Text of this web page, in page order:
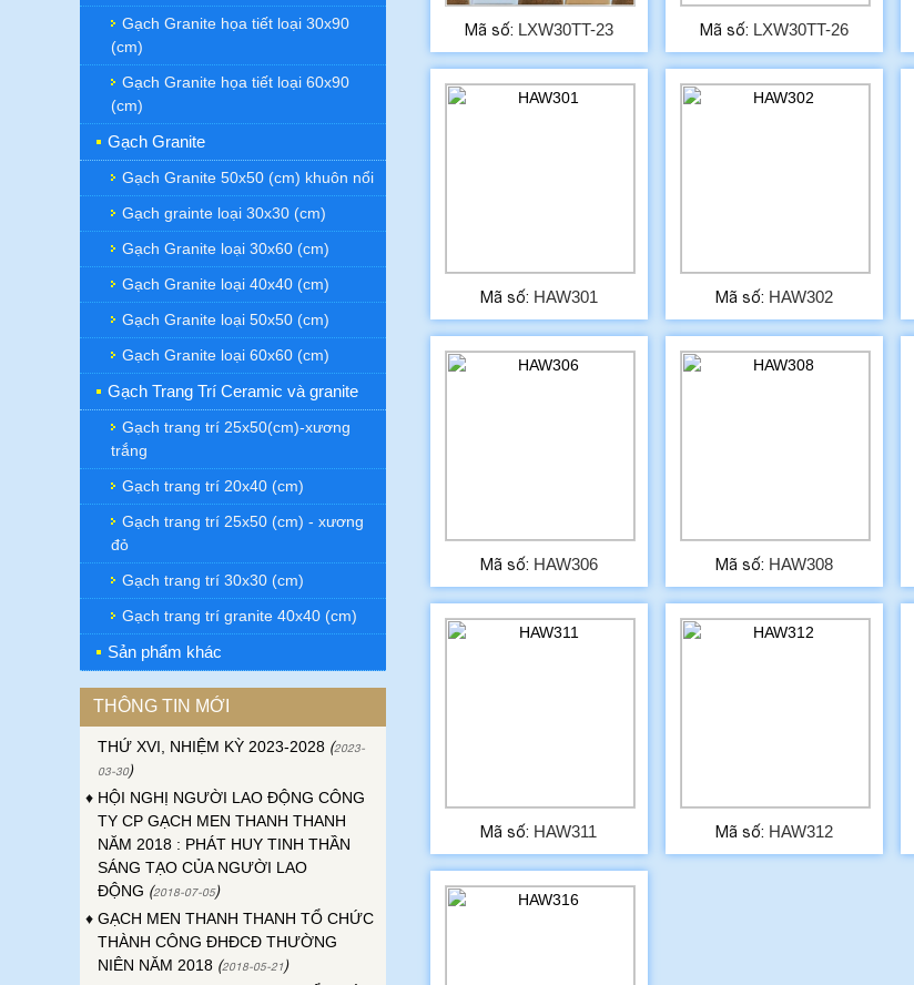
Gạch Granite họa tiết loại 30x90
(cm)
Gạch Granite họa tiết loại 60x90
(cm)
Gạch Granite
Gạch Granite 50x50 (cm) khuôn nổi
Gạch grainte loại 30x30 (cm)
Gạch Granite loại 30x60 (cm)
Gạch Granite loại 40x40 (cm)
Gạch Granite loại 50x50 (cm)
Gạch Granite loại 60x60 (cm)
Gạch Trang Trí Ceramic và granite
Gạch trang trí 25x50(cm)-xương
trắng
Gạch trang trí 20x40 (cm)
Gạch trang trí 25x50 (cm) - xương
đỏ
Gạch trang trí 30x30 (cm)
Gạch trang trí granite 40x40 (cm)
Sản phẩm khác
THÔNG TIN MỚI
♦ ĐẠI HỘI ĐỒNG CỔ ĐÔNG THƯỜNG
NIÊN CÔNG TY GẠCH MEN THANH
THANH NĂM 2023
♦ ĐẠI HỘI CÔNG ĐOÀN CƠ SỞ CÔNG
TY GẠCH MEN THANH THANH LẦN
THỨ XVI, NHIỆM KỲ 2023-2028 (2023-
03-30)
HỘI NGHỊ NGƯỜI LAO ĐỘNG CÔNG
TY CP GẠCH MEN THANH THANH
NĂM 2018 : PHÁT HUY TINH THẦN
SÁNG TẠO CỦA NGƯỜI LAO
ĐỘNG (2018-07-05 )
GẠCH MEN THANH THANH TỔ CHỨC
THÀNH CÔNG ĐHĐCĐ THƯỜNG
NIÊN NĂM 2018 (2018-05-21)
GẠCH MEN THANH THANH TỔ CHỨC
Mã số: LXW30TT-23 Mã số: LXW30TT-26
Mã số: HAW301 Mã số: HAW302
Mã số: HAW306 Mã số: HAW308
Mã số: HAW311 Mã số: HAW312